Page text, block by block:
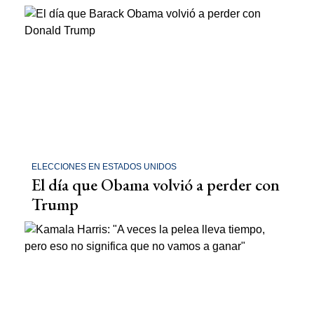
ELECCIONES EN ESTADOS UNIDOS
El día que Obama volvió a perder con
Trump